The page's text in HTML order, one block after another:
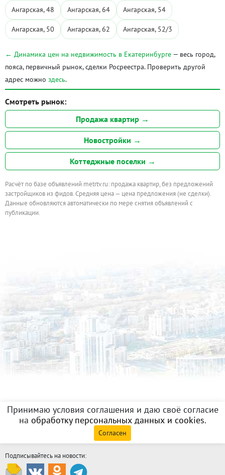
Ангарская, 48 Ангарская, 64 Ангарская, 54
Ангарская, 50 Ангарская, 62 Ангарская, 52/3
← Динамика цен на недвижимость в Екатеринбурге — весь город,
пояса, первичный рынок, сделки Росреестра. Проверить другой
адрес можно здесь.
Смотреть рынок:
Продажа квартир →
Новостройки →
Коттеджные поселки →
Расчёт по базе объявлений metrtv.ru: продажа квартир, без предложений
застройщиков из фидов. Средняя цена — цена предложения (не сделки).
Данные обновляются автоматически по мере снятия объявлений с
публикации.
Принимаю условия соглашения и даю своё согласие
на обработку персональных данных и cookies.
Согласен
Подписывайтесь на новости: